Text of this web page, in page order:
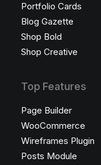
Portfolio Cards
Blog Gazette
Shop Bold
Shop Creative
Top Features
Page Builder
WooCommerce
Wireframes Plugin
Posts Module